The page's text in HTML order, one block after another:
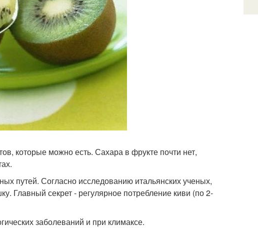
которые можно есть. Сахара в фрукте почти нет,
путей. Согласно исследованию итальянских ученых,
Главный секрет - регулярное потребление киви (по 2-
заболеваний и при климаксе.